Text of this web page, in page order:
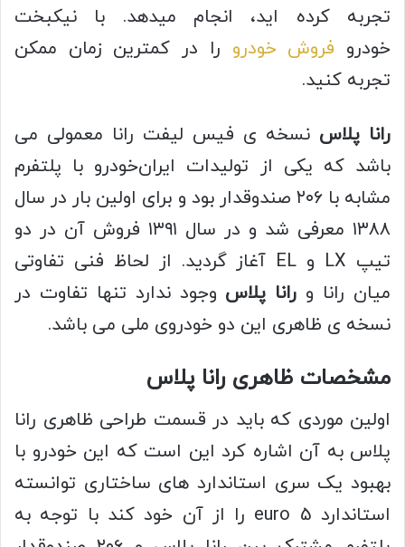
تجربه کرده اید، انجام میدهد. با نیکبخت
خودرو فروش خودرو را در کمترین زمان ممکن
تجربه کنید.
رانا پلاس نسخه ی فیس لیفت رانا معمولی می
باشد که یکی از تولیدات ایران‌خودرو با پلتفرم
مشابه با ۲۰۶ صندوقدار بود و برای اولین بار در سال
۱۳۸۸ معرفی شد و در سال ۱۳۹۱ فروش آن در دو
تیپ LX و EL آغاز گردید. از لحاظ فنی تفاوتی
میان رانا و رانا پلاس وجود ندارد تنها تفاوت در
نسخه ی ظاهری این دو خودروی ملی می باشد.
مشخصات ظاهری رانا پلاس
اولین موردی که باید در قسمت طراحی ظاهری رانا
پلاس به آن اشاره کرد این است که این خودرو با
بهبود یک سری استاندارد های ساختاری توانسته
استاندارد euro 5 را از آن خود کند با توجه به